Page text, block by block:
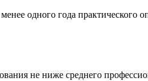
одного года практического
не ниже среднего